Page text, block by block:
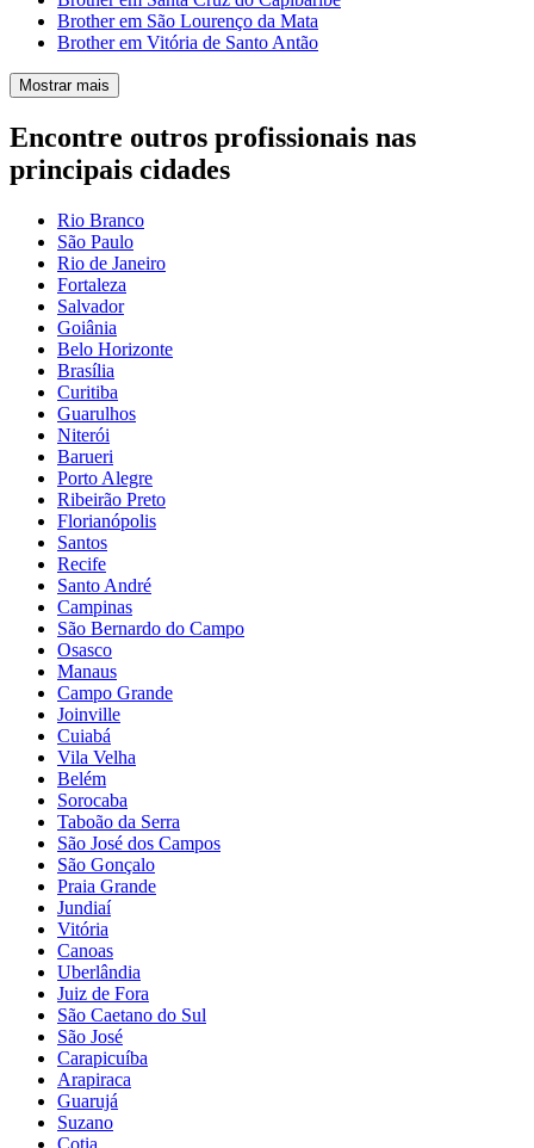
Brother em São Lourenço da Mata
Brother em Vitória de Santo Antão
Mostrar mais
Encontre outros profissionais nas
principais cidades
Rio Branco
São Paulo
Rio de Janeiro
Fortaleza
Salvador
Goiânia
Belo Horizonte
Brasília
Curitiba
Guarulhos
Niterói
Barueri
Porto Alegre
Ribeirão Preto
Florianópolis
Santos
Recife
Santo André
Campinas
São Bernardo do Campo
Osasco
Manaus
Campo Grande
Joinville
Cuiabá
Vila Velha
Belém
Sorocaba
Taboão da Serra
São José dos Campos
São Gonçalo
Praia Grande
Jundiaí
Vitória
Canoas
Uberlândia
Juiz de Fora
São Caetano do Sul
São José
Carapicuíba
Arapiraca
Guarujá
Suzano